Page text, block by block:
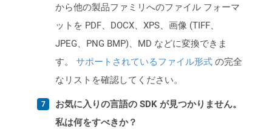
から他の製品ファミリへのファイル フォーマ
ットを PDF、DOCX、XPS、画像 (TIFF、
JPEG、PNG BMP)、MD などに変換できま
す。 サポートされているファイル形式 の完全
なリストを確認してください。
お気に入りの言語の SDK が見つかりません。
私は何をすべきか？